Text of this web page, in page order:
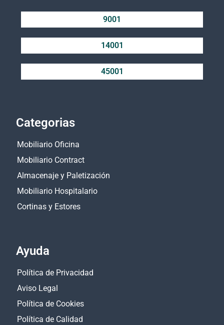
9001
14001
45001
Categorias
Mobiliario Oficina
Mobiliario Contract
Almacenaje y Paletización
Mobiliario Hospitalario
Cortinas y Estores
Ayuda
Política de Privacidad
Aviso Legal
Política de Cookies
Política de Calidad